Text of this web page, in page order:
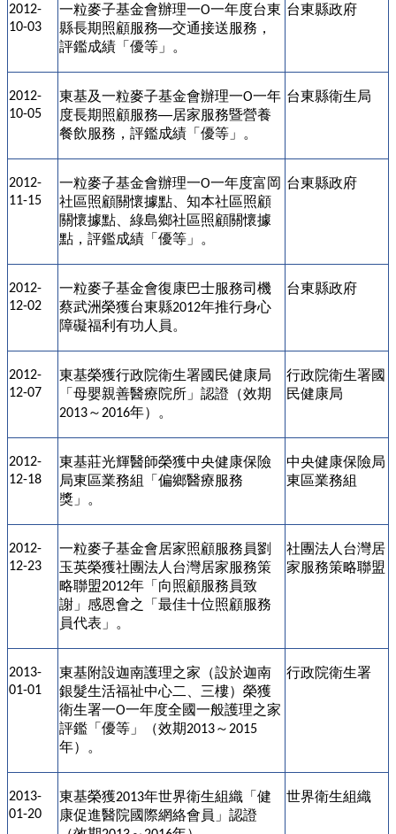
2012-
10-03
一粒麥子基金會辦理一O一年度台東
縣長期照顧服務──交通接送服務，
評鑑成績「優等」。
台東縣政府
2012-
10-05
東基及一粒麥子基金會辦理一O一年
度長期照顧服務──居家服務暨營養
餐飲服務，評鑑成績 「優等」。
台東縣衛生局
2012-
11-15
一粒麥子基金會辦理一O一年度富岡
社區照顧關懷據點、知本社區照顧
關懷據點、綠島鄉社區照顧關懷據
點，評鑑成績「優等」。
台東縣政府
2012-
12-02
一粒麥子基金會復康巴士服務司機
蔡武洲榮獲台東縣2012年推行身心
障礙福利有功人員。
台東縣政府
2012-
12-07
東基榮獲行政院衛生署國民健康局
「母嬰親善醫療院所」認證（效期
2013～2016年）。
行政院衛生署國
民健康局
2012-
12-18
東基莊光輝醫師榮獲中央健康保險
局東區業務組「偏鄉醫療服務
獎」。
中央健康保險局
東區業務組
2012-
12-23
一粒麥子基金會居家照顧服務員劉
玉英榮獲社團法人台灣居家服務策
略聯盟2012年「向照顧服務員致
謝」感恩會之「最佳十位照顧服務
員代表」。
社團法人台灣居
家服務策略聯盟
2013-
01-01
東基附設迦南護理之家（設於迦南
銀髮生活福祉中心二、三樓）榮獲
衛生署一O一年度全國一般護理之家
評鑑「優等」（效期2013～2015
年）。
行政院衛生署
2013-
01-20
東基榮獲2013年世界衛生組織「健
康促進醫院國際網絡會員」認證
世界衛生組織